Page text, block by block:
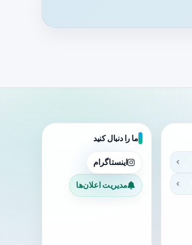
ما را دنبال کنید
اینستاگرام
مدیریت اعلان‌ها